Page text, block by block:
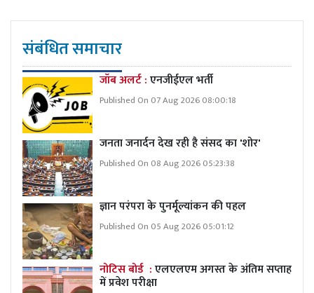
संबंधित समाचार
जॉब अलर्ट :एनजीईएल भर्ती
Published On 07 Aug 2026 08:00:18
जनता जनार्दन देख रही है संसद का 'शोर'
Published On 08 Aug 2026 05:23:38
ज्ञान परंपरा के पुनर्मूल्यांकन की पहल
Published On 05 Aug 2026 05:01:12
नोटिस बोर्ड :एलएलएम अगस्त के अंतिम सप्ताह
में प्रवेश परीक्षा